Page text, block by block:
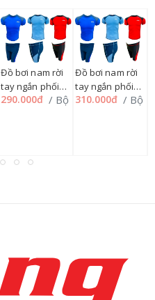
Đồ bơi nam rời
tay ngắn phối
xéo vai Hswim
290.000đ / Bộ
Đồ bơi nam rời
tay ngắn phối
xéo vai Hswim
310.000đ / Bộ